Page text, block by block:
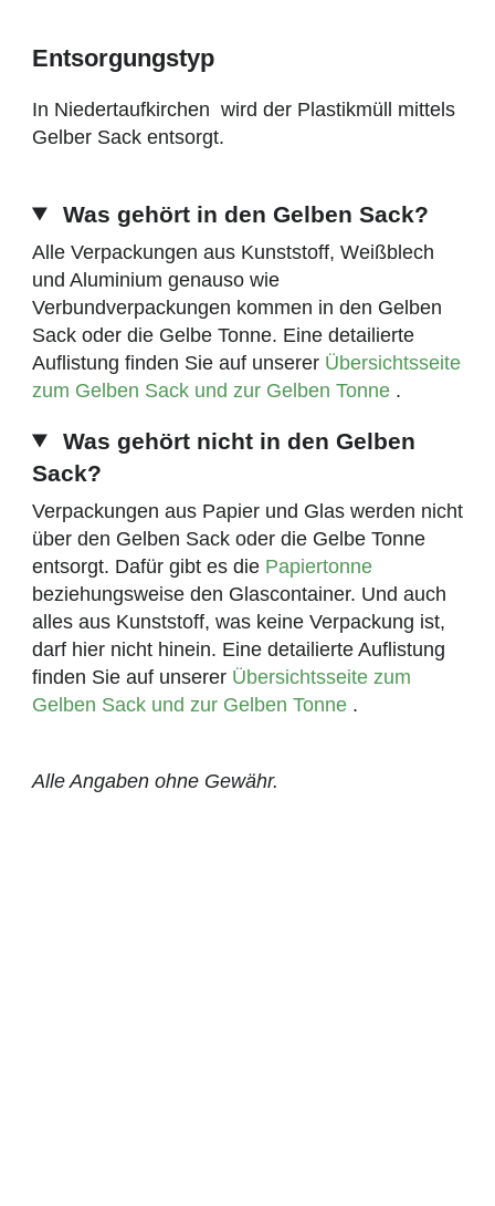
Entsorgungstyp
In Niedertaufkirchen wird der Plastikmüll mittels
Gelber Sack entsorgt.
Was gehört in den Gelben Sack?
Alle Verpackungen aus Kunststoff, Weißblech
und Aluminium genauso wie
Verbundverpackungen kommen in den Gelben
Sack oder die Gelbe Tonne. Eine detailierte
Auflistung finden Sie auf unserer Übersichtsseite
zum Gelben Sack und zur Gelben Tonne .
Was gehört nicht in den Gelben
Sack?
Verpackungen aus Papier und Glas werden nicht
über den Gelben Sack oder die Gelbe Tonne
entsorgt. Dafür gibt es die Papiertonne
beziehungsweise den Glascontainer. Und auch
alles aus Kunststoff, was keine Verpackung ist,
darf hier nicht hinein. Eine detailierte Auflistung
finden Sie auf unserer Übersichtsseite zum
Gelben Sack und zur Gelben Tonne .
Alle Angaben ohne Gewähr.